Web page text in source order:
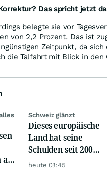
Das spricht jetzt
belegte sie vor
von 2,2 Prozent. Das ist
Zeitpunkt, da
die Talfahrt mit Blick in
am
Schweiz glänzt
Dieses europäische
Land hat seine
Schulden seit 2002
versiebenfacht
heute 08:45